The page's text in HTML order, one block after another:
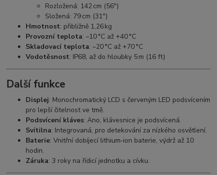
Rozložená: 142 cm (56″)
Složená: 79 cm (31″)
Hmotnost: přibližně 1,26 kg
Provozní teplota: –10 °C až +40 °C
Skladovací teplota: –20 °C až +70 °C
Vodotěsnost: IP68, až do hloubky 5 m (16 ft)
Další funkce
Displej: Monochromatický LCD s červeným LED podsvícením
pro lepší čitelnost ve tmě.
Podsvícení kláves: Ano, klávesnice je podsvícená.
Svítilna: Integrovaná, pro detekování za nízkého osvětlení.
Baterie: Vnitřní dobíjecí lithium‑ion baterie, výdrž až 10
hodin.
Záruka: 3 roky na řídicí jednotku a cívku.